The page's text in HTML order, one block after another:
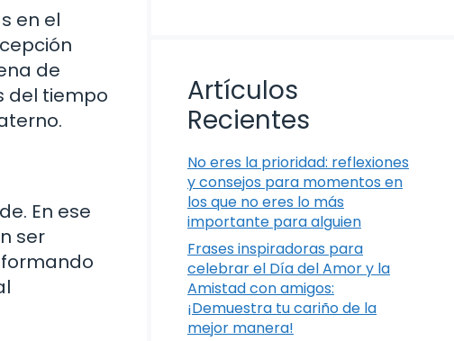
en el
de
del tiempo
En ese
ser
Artículos
Recientes
No eres la prioridad: reflexiones
y consejos para momentos en
los que no eres lo más
importante para alguien
Frases inspiradoras para
celebrar el Día del Amor y la
Amistad con amigos:
¡Demuestra tu cariño de la
mejor manera!